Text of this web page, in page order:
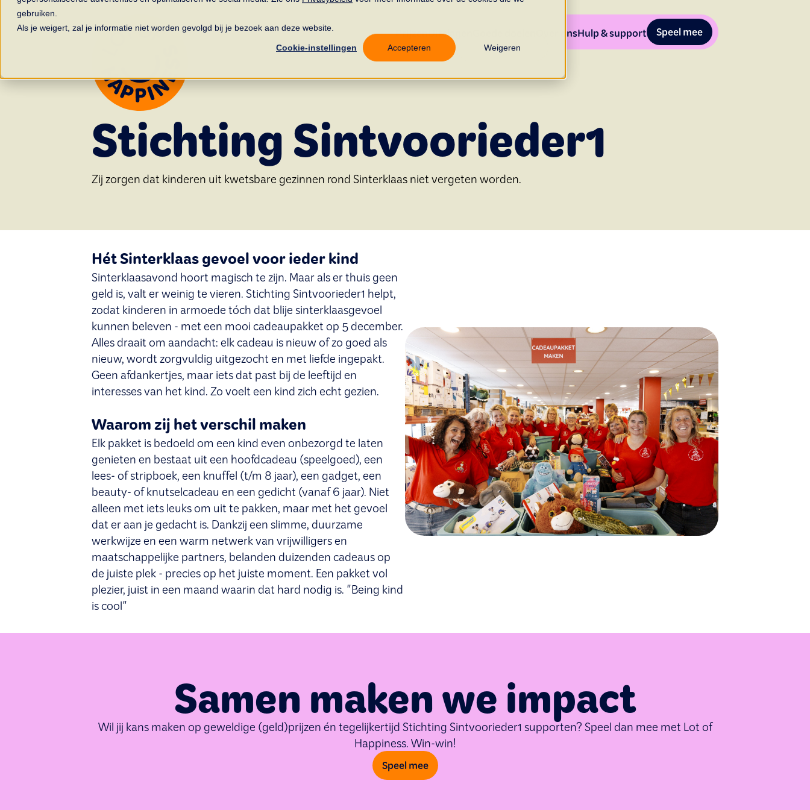
gebruiken.
Als je weigert, zal je informatie niet worden gevolgd bij je bezoek aan deze website.
Cookie-instellingen Accepteren Weigeren
PrijzenUitslagen Over onsHulp & support Speel mee
Stichting Sintvoorieder1
Zij zorgen dat kinderen uit kwetsbare gezinnen rond Sinterklaas niet vergeten worden.
Hét Sinterklaas gevoel voor ieder kind
Sinterklaasavond hoort magisch te zijn. Maar als er thuis geen
geld is, valt er weinig te vieren. Stichting Sintvoorieder1 helpt,
zodat kinderen in armoede tóch dat blije sinterklaasgevoel
kunnen beleven - met een mooi cadeaupakket op 5 december.
Alles draait om aandacht: elk cadeau is nieuw of zo goed als
nieuw, wordt zorgvuldig uitgezocht en met liefde ingepakt.
Geen afdankertjes, maar iets dat past bij de leeftijd en
interesses van het kind. Zo voelt een kind zich echt gezien.
Waarom zij het verschil maken
Elk pakket is bedoeld om een kind even onbezorgd te laten
genieten en bestaat uit een hoofdcadeau (speelgoed), een
lees- of stripboek, een knuffel (t/m 8 jaar), een gadget, een
beauty- of knutselcadeau en een gedicht (vanaf 6 jaar). Niet
alleen met iets leuks om uit te pakken, maar met het gevoel
dat er aan je gedacht is. Dankzij een slimme, duurzame
werkwijze en een warm netwerk van vrijwilligers en
maatschappelijke partners, belanden duizenden cadeaus op
de juiste plek - precies op het juiste moment. Een pakket vol
plezier, juist in een maand waarin dat hard nodig is. "Being kind
is cool"
Samen maken we impact
Wil jij kans maken op geweldige (geld)prijzen én tegelijkertijd Stichting Sintvoorieder1 supporten? Speel dan mee met Lot of
Happiness. Win-win!
Speel mee